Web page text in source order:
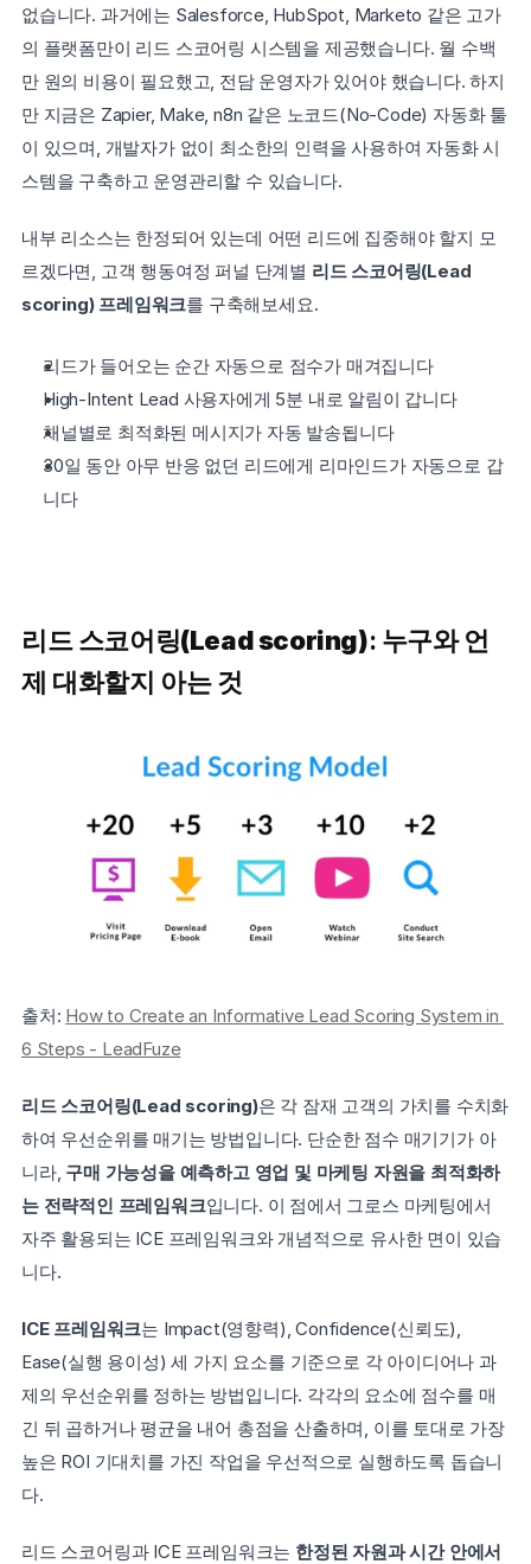
없습니다. 과거에는 Salesforce, HubSpot, Marketo 같은 고가
의 플랫폼만이 리드 스코어링 시스템을 제공했습니다. 월 수백
만 원의 비용이 필요했고, 전담 운영자가 있어야 했습니다. 하지
만 지금은 Zapier, Make, n8n 같은 노코드(No-Code) 자동화 툴
이 있으며, 개발자가 없이 최소한의 인력을 사용하여 자동화 시
스템을 구축하고 운영관리할 수 있습니다.
내부 리소스는 한정되어 있는데 어떤 리드에 집중해야 할지 모
르겠다면, 고객 행동여정 퍼널 단계별 리드 스코어링(Lead
scoring) 프레임워크를 구축해보세요.
리드가 들어오는 순간 자동으로 점수가 매겨집니다
High-Intent Lead 사용자에게 5분 내로 알림이 갑니다
채널별로 최적화된 메시지가 자동 발송됩니다
30일 동안 아무 반응 없던 리드에게 리마인드가 자동으로 갑
니다
리드 스코어링(Lead scoring): 누구와 언
제 대화할지 아는 것
출처: How to Create an Informative Lead Scoring System in
6 Steps - LeadFuze
리드 스코어링(Lead scoring)은 각 잠재 고객의 가치를 수치화
하여 우선순위를 매기는 방법입니다. 단순한 점수 매기기가 아
니라, 구매 가능성을 예측하고 영업 및 마케팅 자원을 최적화하
는 전략적인 프레임워크입니다. 이 점에서 그로스 마케팅에서
자주 활용되는 ICE 프레임워크와 개념적으로 유사한 면이 있습
니다.
ICE 프레임워크는 Impact(영향력), Confidence(신뢰도),
Ease(실행 용이성) 세 가지 요소를 기준으로 각 아이디어나 과
제의 우선순위를 정하는 방법입니다. 각각의 요소에 점수를 매
긴 뒤 곱하거나 평균을 내어 총점을 산출하며, 이를 토대로 가장
높은 ROI 기대치를 가진 작업을 우선적으로 실행하도록 돕습니
다.
리드 스코어링과 ICE 프레임워크는 한정된 자원과 시간 안에서